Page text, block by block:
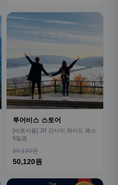
투어비스 스토어
[바로사용] JR 간사이 와이드 패스
5일권
50,120원
50,120원